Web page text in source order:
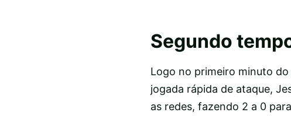
Segundo
Logo no primeiro minuto do
jogada rápida de ataque,
as redes, fazendo 2 a 0